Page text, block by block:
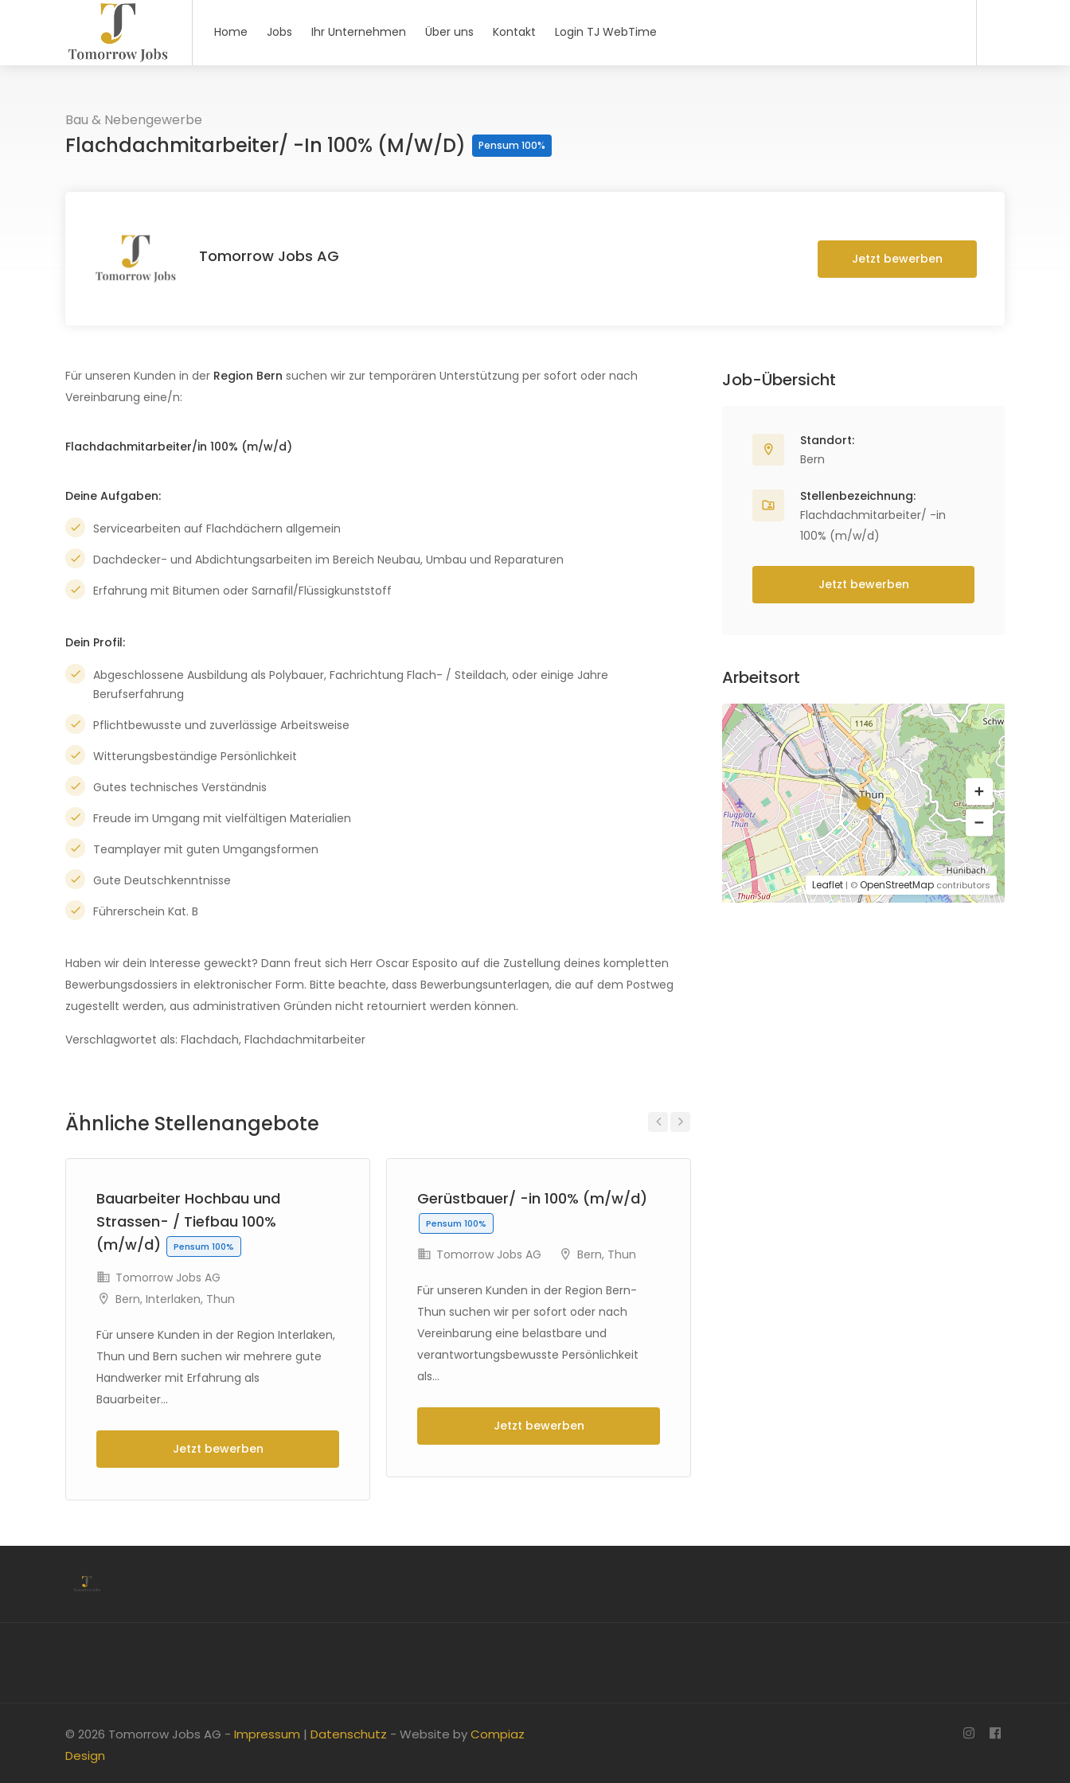
Home Jobs Ihr Unternehmen Über uns Kontakt Login TJ WebTime
Bau & Nebengewerbe
Flachdachmitarbeiter/ -in 100% (m/w/d) Pensum 100%
Tomorrow Jobs AG Jetzt bewerben
Für unseren Kunden in der Region Bern suchen wir zur temporären Unterstützung per sofort oder nach
Vereinbarung eine/n:
Flachdachmitarbeiter/in 100% (m/w/d)
Deine Aufgaben:
Servicearbeiten auf Flachdächern allgemein
Dachdecker- und Abdichtungsarbeiten im Bereich Neubau, Umbau und Reparaturen
Erfahrung mit Bitumen oder Sarnafil/Flüssigkunststoff
Dein Profil:
Abgeschlossene Ausbildung als Polybauer, Fachrichtung Flach- / Steildach, oder einige Jahre
Berufserfahrung
Pflichtbewusste und zuverlässige Arbeitsweise
Witterungsbeständige Persönlichkeit
Gutes technisches Verständnis
Freude im Umgang mit vielfältigen Materialien
Teamplayer mit guten Umgangsformen
Gute Deutschkenntnisse
Führerschein Kat. B
Haben wir dein Interesse geweckt? Dann freut sich Herr Oscar Esposito auf die Zustellung deines kompletten
Bewerbungsdossiers in elektronischer Form. Bitte beachte, dass Bewerbungsunterlagen, die auf dem Postweg
zugestellt werden, aus administrativen Gründen nicht retourniert werden können.
Verschlagwortet als: Flachdach, Flachdachmitarbeiter
Ähnliche Stellenangebote
Bauarbeiter Hochbau und
Strassen- / Tiefbau 100%
(m/w/d)
Pensum 100%
Tomorrow Jobs AG
Bern, Interlaken, Thun
Für unsere Kunden in der Region Interlaken,
Thun und Bern suchen wir mehrere gute
Handwerker mit Erfahrung als
Bauarbeiter...
Jetzt bewerben
Gerüstbauer/ -in 100% (m/w/d)
Pensum 100%
Tomorrow Jobs AG Bern, Thun
Für unseren Kunden in der Region Bern-
Thun suchen wir per sofort oder nach
Vereinbarung eine belastbare und
verantwortungsbewusste Persönlichkeit
als...
Jetzt bewerben
Job-Übersicht
Standort:
Bern
Stellenbezeichnung:
Flachdachmitarbeiter/ -in
100% (m/w/d)
Jetzt bewerben
Arbeitsort
Leaflet | ©OpenStreetMap contributors
© 2026 Tomorrow Jobs AG - Impressum | Datenschutz - Website byCompiaz
Design